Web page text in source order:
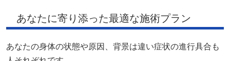
あなたに寄り添った最適な施術プラン
あなたの身体の状態や原因、背景は違い症状の進行具合も